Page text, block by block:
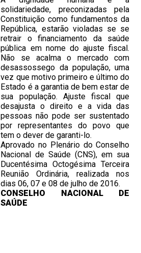
solidariedade, preconizadas pela
Constituição como fundamentos da
República, estarão violadas se se
retrair o financiamento da saúde
pública em nome do ajuste fiscal.
Não se acalma o mercado com
desassossego da população, uma
vez que motivo primeiro e último do
Estado é a garantia de bem estar de
sua população. Ajuste fiscal que
desajusta o direito e a vida das
pessoas não pode ser sustentado
por representantes do povo que
tem o dever de garanti-lo.
Aprovado no Plenário do Conselho
Nacional de Saúde (CNS), em sua
Ducentésima Octogésima Terceira
Reunião Ordinária, realizada nos
dias 06, 07 e 08 de julho de 2016.
CONSELHO NACIONAL DE
SAÚDE